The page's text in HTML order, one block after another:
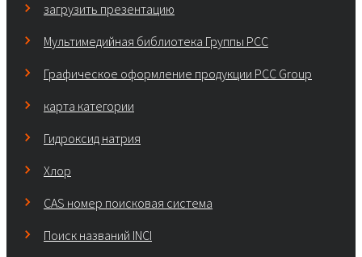
загрузить презентацию
Мультимедийная библиотека Группы РСС
Графическое оформление продукции PCC Group
карта категории
Гидроксид натрия
Хлор
CAS номер поисковая система
Поиск названий INCI